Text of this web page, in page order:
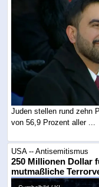
Juden stellen rund zehn
von 56,9 Prozent aller ...
USA -- Antisemitismus
250 Millionen Dollar
mutmaßliche